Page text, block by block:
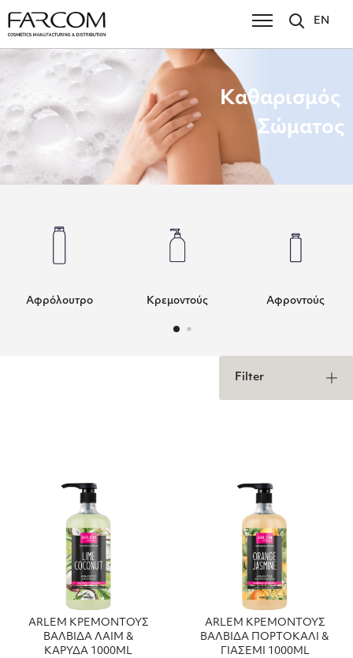
EN
Καθαρισμός
Σώματος
Αφρόλουτρο Κρεμοντούς Αφροντούς
Filter
ARLEM ΚΡΕΜΟΝΤΟΥΣ
ΒΑΛΒΙΔΑ ΛΑΙΜ &
ΚΑΡΥΔΑ 1000ML
ARLEM ΚΡΕΜΟΝΤΟΥΣ
ΒΑΛΒΙΔΑ ΠΟΡΤΟΚΑΛΙ &
ΓΙΑΣΕΜΙ 1000ML